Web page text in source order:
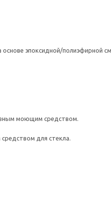
эпоксидной/полиэфирной
моющим средством.
для стекла.